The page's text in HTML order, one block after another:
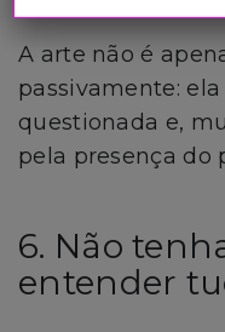
A arte não é
passivamente:
questionada e,
pela presença do
6. Não
entender